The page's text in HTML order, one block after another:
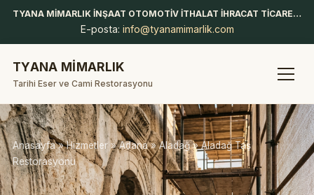
TYANA MİMARLIK İNŞAAT OTOMOTİV İTHALAT İHRACAT TİCARET LİMİTED ŞİRKETİ
E-posta: info@tyanamimarlik.com
TYANA MİMARLIK
Tarihi Eser ve Cami Restorasyonu
Anasayfa»Hizmetler»Adana»Aladağ» Aladağ Taş
Restorasyonu